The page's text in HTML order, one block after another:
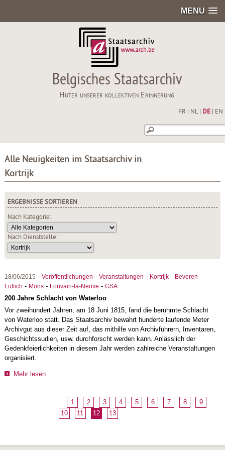
MENU
Belgisches Staatsarchiv
Hüter unserer kollektiven Erinnerung
FR NL| DE| EN
Alle Neuigkeiten im Staatsarchiv in
Kortrijk
ERGEBNISSE SORTIEREN
Nach Kategorie:
Nach Dienststelle:
18/06/2015 - Veröffentlichungen - Veranstaltungen - Kortrijk- Beveren -
Lüttich - Mons- Louvain-la-Neuve - GSA
200 Jahre Schlacht von Waterloo
Vor zweihundert Jahren, am 18 Juni 1815, fand die berühmte Schlacht
von Waterloo statt. Das Staatsarchiv bewahrt hunderte laufende Meter
Archivgut aus dieser Zeit auf, das mithilfe von Archivführern, Inventaren,
Geschichtssudien, usw. durchforscht werden kann. Anlässlich der
Gedenkfeierlichkeiten in diesem Jahr werden zahlreiche Veranstaltungen
organisiert.
Mehr lesen
1 2 3 4 5 6 7 8
9
10
11 12 13